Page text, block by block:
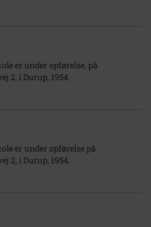
er under opførelse, på
2, i Durup, 1954.
er under opførelse på
2, i Durup, 1954.